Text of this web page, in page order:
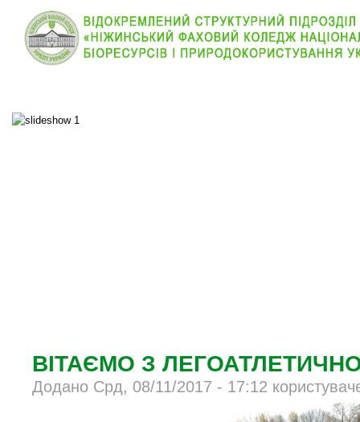
ВІТАЄМО З
Додано Срд, 08/11/2017 - 17:12